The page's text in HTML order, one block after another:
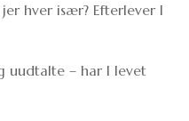
hver især? Efterlever I
uudtalte – har I levet